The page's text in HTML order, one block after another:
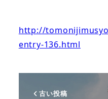
http://
entry-136.html
古い投稿